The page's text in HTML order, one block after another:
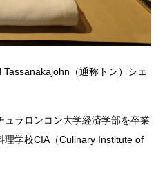
（通称トン）シェ
ラロンコン大学経済学部を卒業
理学校CIA（Culinary Institute of